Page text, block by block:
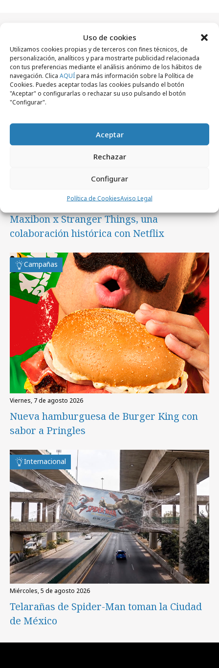
Uso de cookies
Utilizamos cookies propias y de terceros con fines técnicos, de
personalización, analíticos y para mostrarte publicidad relacionada
con tus preferencias mediante el análisis anónimo de los hábitos de
navegación. Clica AQUÍpara más información sobre la Política de
Cookies. Puedes aceptar todas las cookies pulsando el botón
"Aceptar" o configurarlas o rechazar su uso pulsando el botón
"Configurar".
Aceptar
Rechazar
Configurar
Política de CookiesAviso Legal
Artículos recientes
Campañas
domingo, 9 de agosto 2026
Maxibon x Stranger Things, una
colaboración histórica con Netflix
Campañas
viernes, 7 de agosto 2026
Nueva hamburguesa de Burger King con
sabor a Pringles
Internacional
miércoles, 5 de agosto 2026
Telarañas de Spider-Man toman la Ciudad
de México